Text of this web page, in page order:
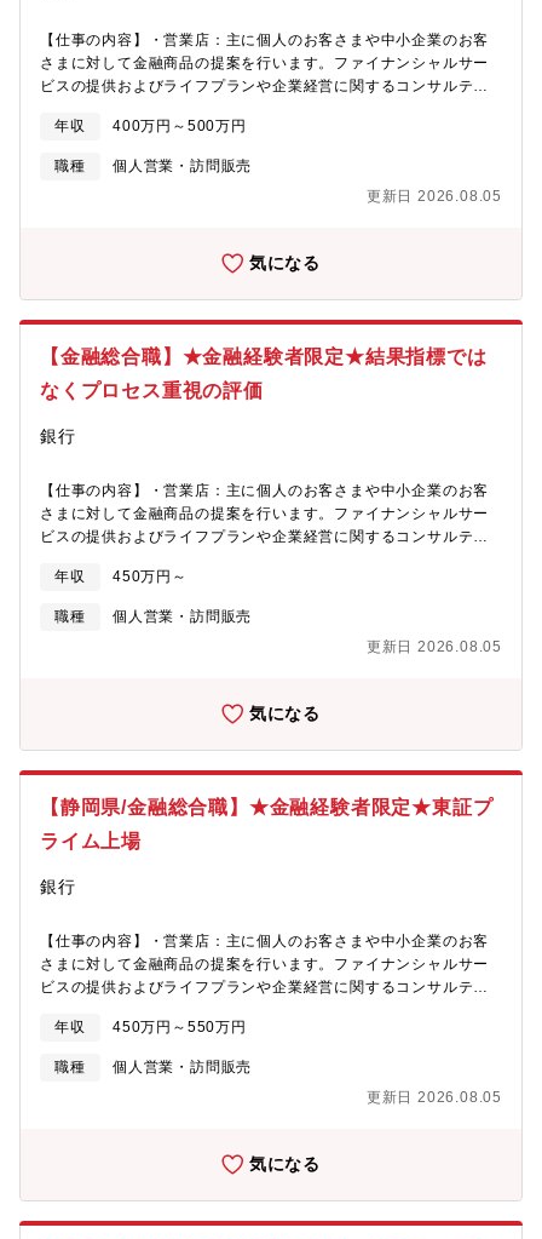
概要/トラックリースの強み】国内の運送業の大半は中小規模の会
社が占めています。そういった企業はトラックを購入する資金力
がないケースも多く、リースでご利用頂くケースが非常に多いで
せない重要な事業となると想定され、より多くの企業様にサービ
でもEV自動車へのシフトなども取り上げられており、トラックの
EV化の方針などがあった際も、すぐに購入できる資金力のある企
【仕事の内容】・営業店：主に個人のお客さまや中小企業のお客
さまに対して金融商品の提案を行います。ファイナンシャルサー
ビスの提供およびライフプランや企業経営に関するコンサルティ
サポート、銀行業務および経営に係る企画管理全般をお任せしま
す。神奈川県内または静岡県内のいずれかの店舗もしくは各本部
へ配属予定。将来的には社内公募制で社員のキャリア形成支援を
利用できます。2020年度より主に専門性の高い部署を中心に実施
れず先進的な取り組みを行ってきた過去があり、今後も新しい取
取組み、評価制度】 短期と中・長期の視点2本立ての評価制度と
貢献度を評価し、中・長期的視点では、社員個々の成長度を測る
指標を明示し、評価を実施しております。【働き方】年間休日121
家賃補助も同社規定の対象者にはあります。
年収 400万円～500万円
職種
個人営業・訪問販売
更新日 2026.08.05
気になる
【金融総合職】★金融経験者限定★結果指標では
なくプロセス重視の評価
銀行
【仕事の内容】・営業店：主に個人のお客さまや中小企業のお客
さまに対して金融商品の提案を行います。ファイナンシャルサー
ビスの提供およびライフプランや企業経営に関するコンサルティ
サポート、銀行業務および経営に係る企画管理全般をお任せしま
す。※入社後の初配属は原則、営業店となります。将来的には社
内公募制で社員のキャリア形成支援を利用できます。2020年度よ
り主に専門性の高い部署を中心に実施し、希望部署への異動、チ
ってきた過去があり、今後も新しい取り組みをし進化し続けま
期と中・長期の視点2本立ての評価制度となり、短期的な視点では
期的視点では、社員個々の成長度を測る指標を明示し、評価を実
施しております。【働き方】年間休日121日に加え、バカンスナイ
象者にはあります。
年収 450万円～
職種
個人営業・訪問販売
更新日 2026.08.05
気になる
【静岡県/金融総合職】★金融経験者限定★東証プ
ライム上場
銀行
【仕事の内容】・営業店：主に個人のお客さまや中小企業のお客
さまに対して金融商品の提案を行います。ファイナンシャルサー
ビスの提供およびライフプランや企業経営に関するコンサルティ
サポート、銀行業務および経営に係る企画管理全般をお任せしま
す。※入社後の初配属は原則、営業店となります。将来的には社
内公募制で社員のキャリア形成支援を利用できます。2020年度よ
り主に専門性の高い部署を中心に実施し、希望部署への異動、チ
度】 短期と中・長期の視点2本立ての評価制度となり、短期的な
し、中・長期的視点では、社員個々の成長度を測る指標を明示
年収 450万円～550万円
職種
個人営業・訪問販売
更新日 2026.08.05
気になる